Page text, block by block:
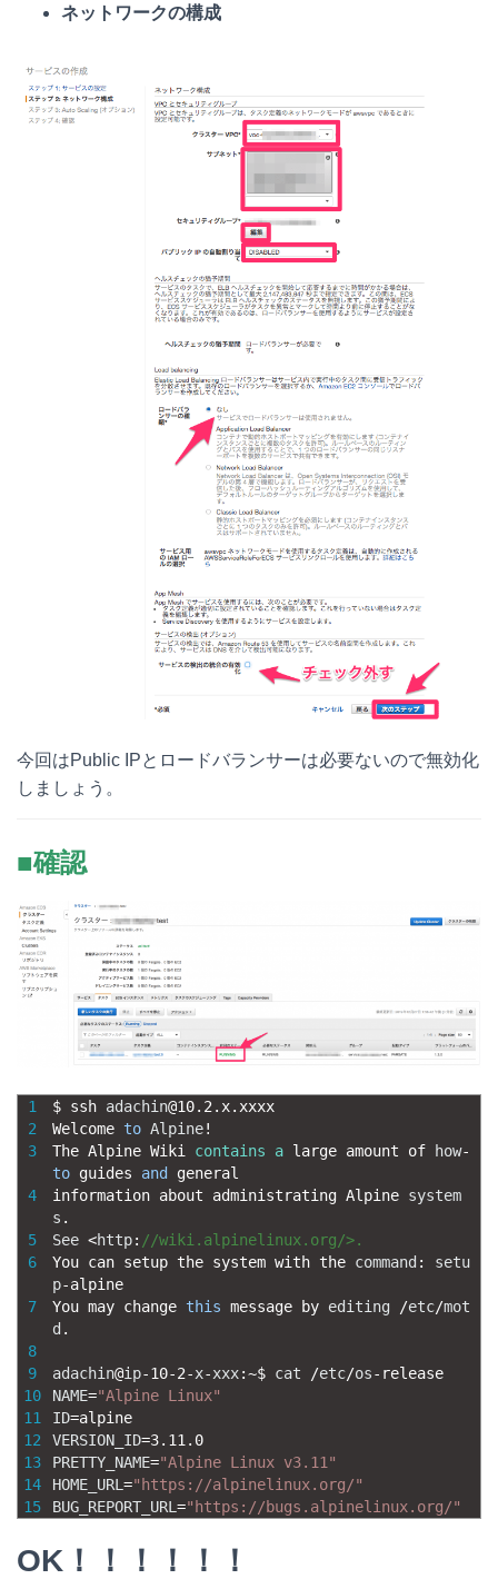
ネットワークの構成
今回はPublic IPとロードバランサーは必要ないので無効化
しましょう。
■確認
1
2
3
4
5
6
7
8
9
10
11
12
13
14
15
$ ssh adachin@10.2.x.xxxx
Welcome to Alpine!
The Alpine Wiki contains a large amount of how-
to guides and
general
information about administrating Alpine system
s .
See <http: //wiki.alpinelinux.org/>.
You can setup the system with the command :
setu
p-alpine
You may change this message by editing /etc/mot
d .
adachin@ip-10-2-x-xxx:~$ cat /etc/os- release
NAME="Alpine Linux"
ID=alpine
VERSION_ID=3.11.0
PRETTY_NAME="Alpine Linux v3.11"
HOME_URL ="https://alpinelinux.org/"
BUG_REPORT_URL ="https://bugs.alpinelinux.org/"
OK！！！！！！